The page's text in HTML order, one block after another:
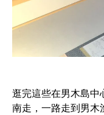
逛完這些在男木島中
南走，一路走到男木